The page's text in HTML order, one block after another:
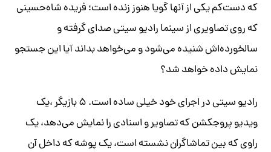
که دست‌کم یکی از آنها گویا هنوز زنده است؛ فریده شاه‌حسینی
که روی تصاویری از سینما رادیو سیتی صدای گرفته و
سالخورده‌اش شنیده می‌شود و می‌خواهد بداند آیا این جستجو
نمایش داده خواهد شد؟
رادیو سیتی در اجرای خود خیلی ساده است. ۵ بازیگر ،یک
ویدیو پروجکشن که تصاویر و اسنادی را نمایش می‌دهد، یک
راوی که بین تماشاگران نشسته است، یک پوشه که داخل آن